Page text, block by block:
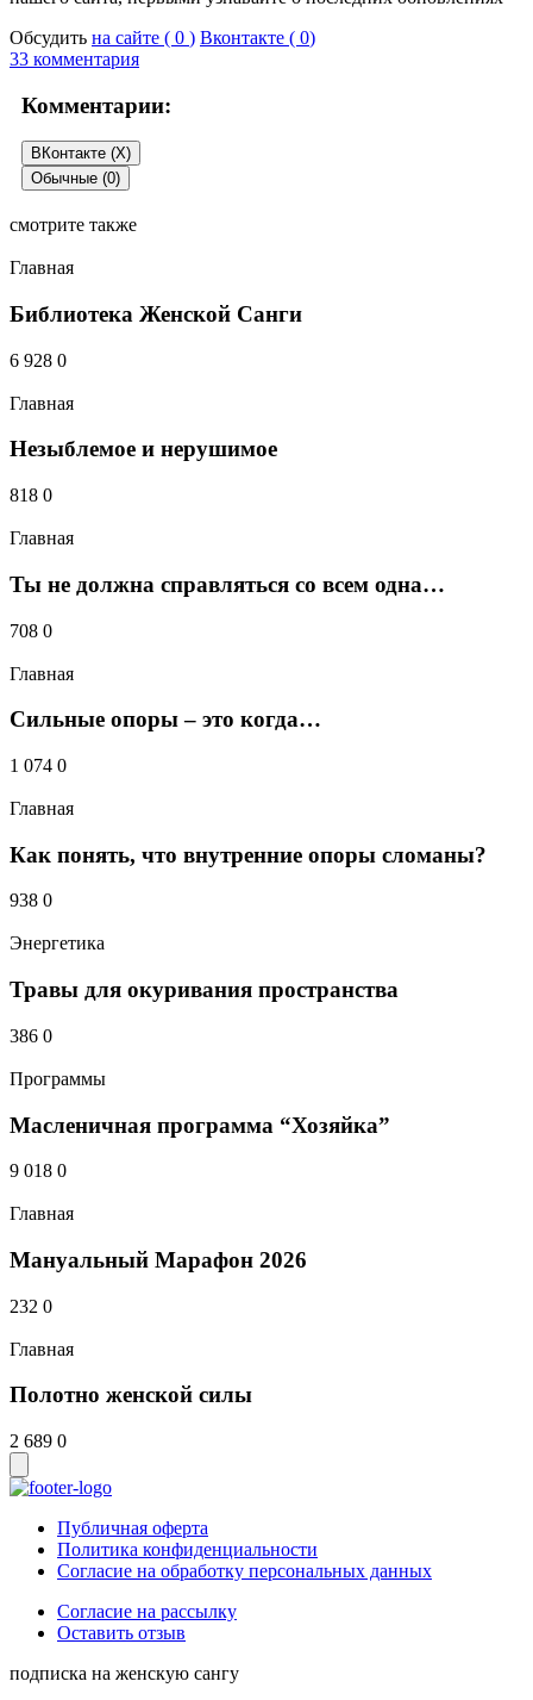
Обсудить на сайте ( 0 ) Вконтакте ( 0)
33 комментария
Комментарии:
ВКонтакте (X)
Обычные (0)
Получать новые комментарии по электронной почте.
Вы можете
смотрите также
Главная
Библиотека Женской Санги
6 928 0
Главная
Незыблемое и нерушимое
818 0
Главная
Ты не должна справляться со всем одна…
708 0
Главная
Сильные опоры – это когда…
1 074 0
Главная
Как понять, что внутренние опоры сломаны?
938 0
Энергетика
Травы для окуривания пространства
386 0
Программы
Масленичная программа “Хозяйка”
9 018 0
Главная
Мануальный Марафон 2026
232 0
Главная
Полотно женской силы
2 689 0
Публичная оферта
Политика конфиденциальности
Согласие на обработку персональных данных
Согласие на рассылку
Оставить отзыв
подписка на женскую сангу